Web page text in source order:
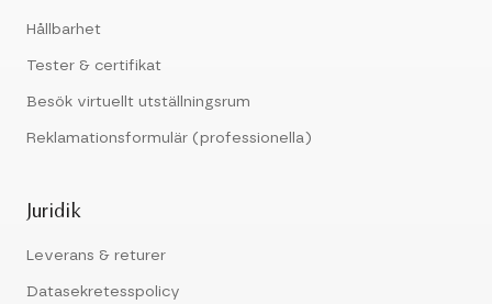
Hållbarhet
Tester & certifikat
Besök virtuellt utställningsrum
Reklamationsformulär (professionella)
Juridik
Leverans & returer
Datasekretesspolicy